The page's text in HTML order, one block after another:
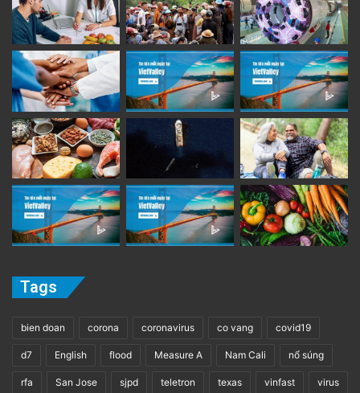
Tags
bien doan corona coronavirus co vang covid19
d7 English flood Measure A Nam Cali nổ súng
rfa San Jose sjpd teletron texas vinfast virus